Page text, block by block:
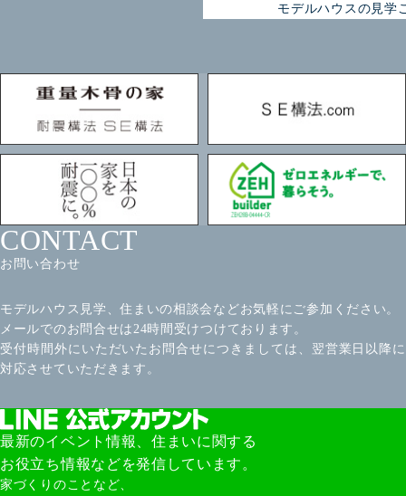
モデルハウスの見学
お問い合わせ
CONTACT
モデルハウス見学、住まいの相談会などお気軽にご参加ください。
メールでのお問合せは24時間受けつけております。
受付時間外にいただいたお問合せにつきましては、翌営業日以降に
対応させていただきます。
最新のイベント情報、住まいに関する
お役立ち情報などを発信しています。
家づくりのことなど、